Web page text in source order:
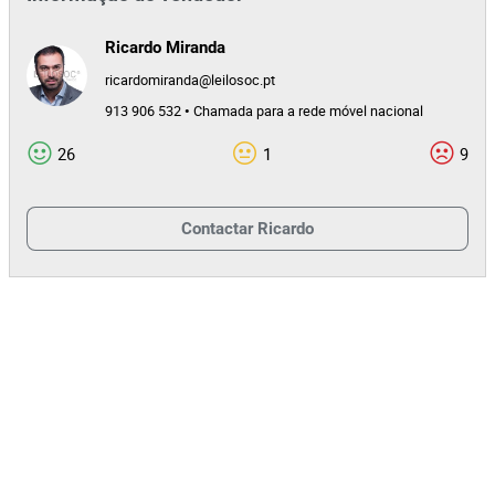
Ricardo Miranda
ricardomiranda@leilosoc.pt
913 906 532 • Chamada para a rede móvel nacional
26 1 9
Contactar Ricardo